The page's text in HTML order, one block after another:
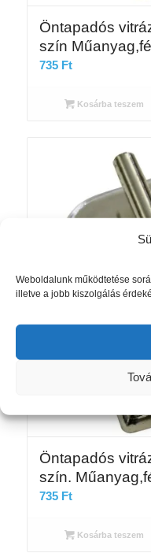
Weboldalunk működtetése
illetve a jobb kiszolgálás
Öntapadós
szín
735 Ft
Kosárba teszem
Öntapadós
szín.
735 Ft
Kosárba teszem